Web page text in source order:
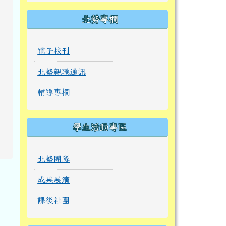
北勢專欄
電子校刊
北勢親職通訊
輔導專欄
學生活動專區
北勢團隊
成果展演
課後社團